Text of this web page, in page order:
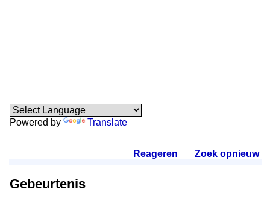
Powered by Translate
Reageren Zoek opnieuw.
Gebeurtenis